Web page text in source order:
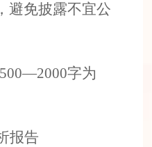
避免披露不宜公
—2000字为
报告